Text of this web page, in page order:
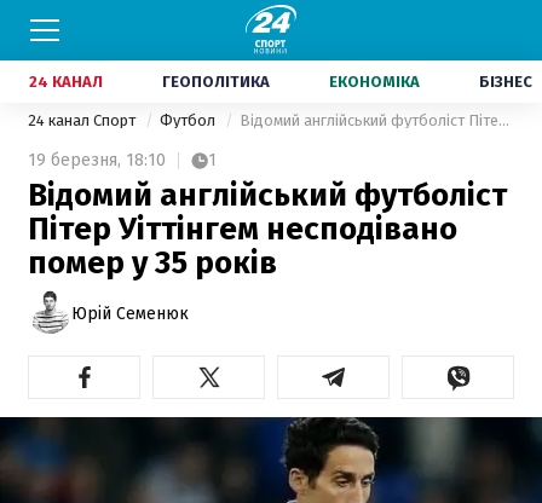
24 КАНАЛ ГЕОПОЛІТИКА ЕКОНОМІКА БІЗНЕС
24 канал Спорт Футбол Відомий англійський футболіст Пітер Уіттінгем несподівано помер у 35 років
19 березня, 18:10 1
Відомий англійський футболіст
Пітер Уіттінгем несподівано
помер у 35 років
Юрій Семенюк